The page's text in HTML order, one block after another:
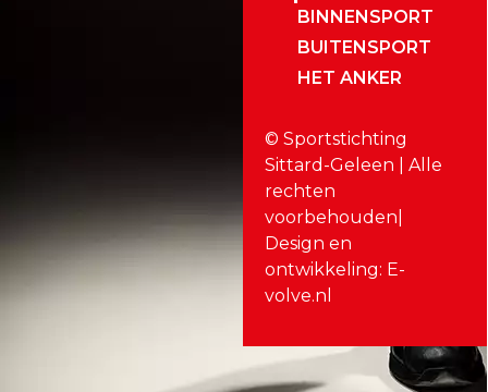
BINNENSPORT
BUITENSPORT
HET ANKER
© Sportstichting
Sittard-Geleen | Alle
rechten
voorbehouden|
Design en
ontwikkeling: E-
volve.nl